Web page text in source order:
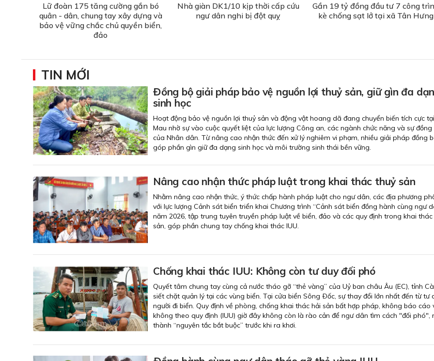
Lữ đoàn 175 tăng cường gắn bó
quân - dân, chung tay xây dựng và
bảo vệ vững chắc chủ quyền biển,
đảo
Nhà giàn DK1/10 kịp thời cấp cứu
ngư dân nghi bị đột quỵ
Gần 19 tỷ đồng đầu tư 7 công
kè chống sạt lở tại xã Tân Hưng
TIN MỚI
Đồng bộ giải pháp bảo vệ nguồn lợi thuỷ sản, giữ gìn đa
sinh học
Hoạt động bảo vệ nguồn lợi thuỷ sản và động vật hoang dã đang chuyển biến tích cực
Mau nhờ sự vào cuộc quyết liệt của lực lượng Công an, các ngành chức năng và sự đồng
của Nhân dân. Từ nâng cao nhận thức đến xử lý nghiêm vi phạm, nhiều giải pháp đồng
góp phần gìn giữ đa dạng sinh học và môi trường sinh thái bền vững.
Nâng cao nhận thức pháp luật trong khai thác thuỷ sản
Nhằm nâng cao nhận thức, ý thức chấp hành pháp luật cho ngư dân, các địa phương
với lực lượng Cảnh sát biển triển khai Chương trình “Cảnh sát biển đồng hành cùng ngư
năm 2026, tập trung tuyên truyền pháp luật về biển, đảo và các quy định trong khai
sản, góp phần chung tay chống khai thác IUU.
Chống khai thác IUU: Không còn tư duy đối phó
Quyết tâm chung tay cùng cả nước tháo gỡ “thẻ vàng” của Uỷ ban châu Âu (EC), tỉnh
siết chặt quản lý tại các vùng biển. Tại cửa biển Sông Ðốc, sự thay đổi lớn nhất đến từ tư
người đi biển. Quy định về phòng, chống khai thác hải sản bất hợp pháp, không báo cáo
không theo quy định (IUU) giờ đây không còn là rào cản để ngư dân tìm cách "đối phó",
thành “nguyên tắc bắt buộc” trước khi ra khơi.